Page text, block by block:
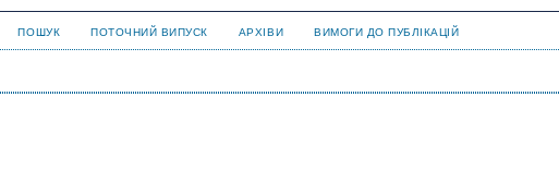
ПОШУК ПОТОЧНИЙ ВИПУСК АРХІВИ ВИМОГИ ДО ПУБЛІКАЦІЙ